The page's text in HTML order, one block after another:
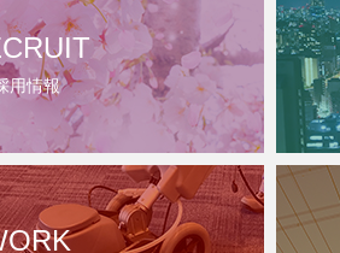
用情報